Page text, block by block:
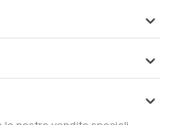


